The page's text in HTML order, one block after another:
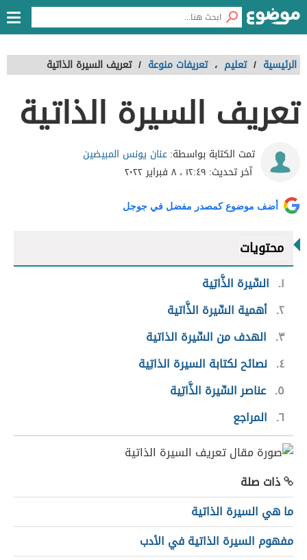
الرئيسية / تعليم ، تعريفات منوعة / تعريف السيرة الذاتية
تعريف السيرة الذاتية
تمت الكتابة بواسطة:عنان يونس المبيضين
آخر تحديث: ١٢:٤٩ ، ٨ فبراير ٢٠٢٢
أضف موضوع كمصدر مفضل في جوجل
محتويات
١
السِّيرة الذَّاتِية
٢ أهمية السِّيرة الذَّاتية
٣
الهدف من السِّيرة الذاتية
٤ نصائح لكتابة السيرة الذاتِية
٥ عناصر السِّيرة الذَّاتِية
٦ المراجع
ذات صلة
ما هي السيرة الذاتية
مفهوم السيرة الذاتية في الأدب